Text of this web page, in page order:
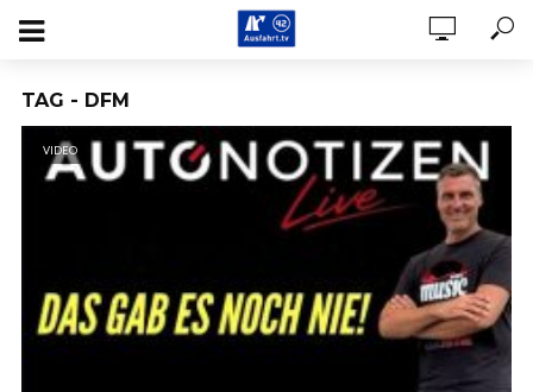
TAG - DFM
VIDEO